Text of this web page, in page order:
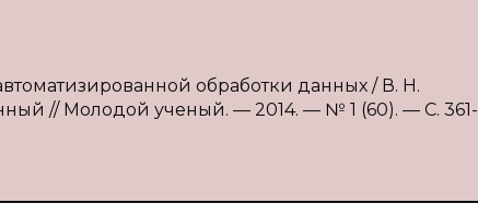
обработки данных / В. Н.
// Молодой ученый. — 2014. — № 1 (60). — С. 361-